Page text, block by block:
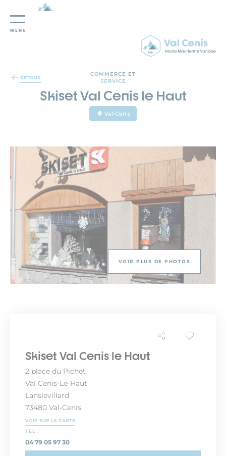
Panneau de gestion des cookies
MENU
RETOUR
COMMERCE ET
SERVICE
Skiset Val Cenis le Haut
Val-Cenis
VOIR PLUS DE PHOTOS
Skiset Val Cenis le Haut
2 place du Pichet
Val Cenis-Le-Haut
Lanslevillard
73480 Val-Cenis
VOIR SUR LA CARTE
TEL :
04 79 05 97 30